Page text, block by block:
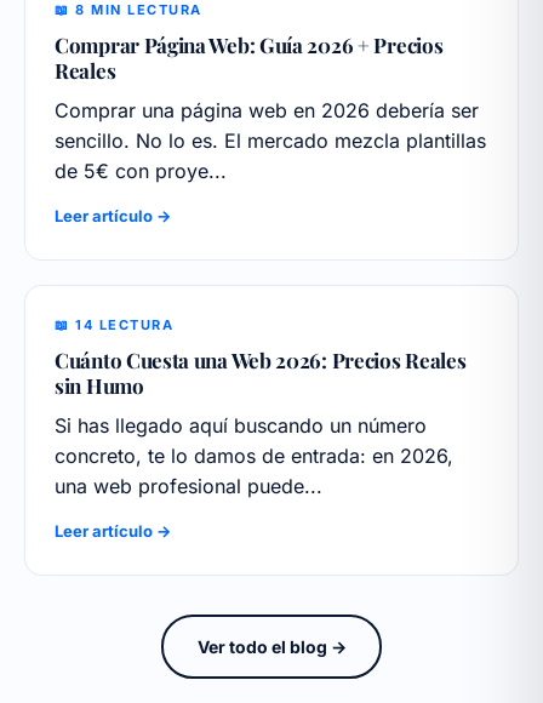
📖 8 MIN LECTURA
Comprar Página Web: Guía 2026 + Precios
Reales
Comprar una página web en 2026 debería ser
sencillo. No lo es. El mercado mezcla plantillas
de 5€ con proye...
Leer artículo →
📖 14 LECTURA
Cuánto Cuesta una Web 2026: Precios Reales
sin Humo
Si has llegado aquí buscando un número
concreto, te lo damos de entrada: en 2026,
una web profesional puede...
Leer artículo →
Ver todo el blog →